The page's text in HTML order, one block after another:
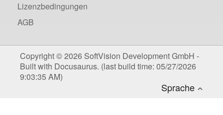
Lizenzbedingungen
AGB
Copyright © 2026 SoftVision Development GmbH -
Built with Docusaurus. (last build time: 05/27/2026
9:03:35 AM)
Deutsch
Sprache